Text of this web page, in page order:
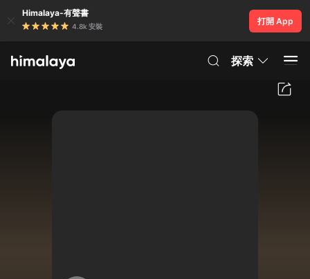
Himalaya-有聲書
4.8k 安裝
打開 App
探索